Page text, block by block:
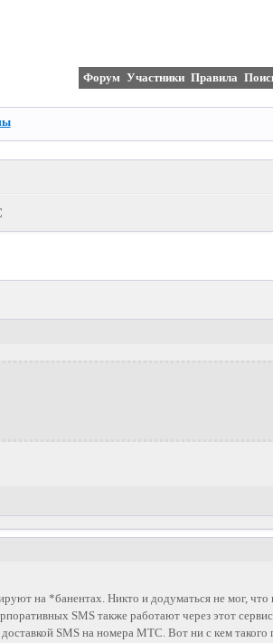
Форум Участники Правила
на *банентах. Никто и додуматься не мог,
SMS также работают через этот
SMS на номера МТС. Вот ни с кем такого